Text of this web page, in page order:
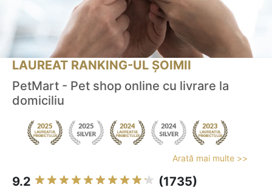
LAUREAT RANKING-UL ȘOIMII
PetMart - Pet shop online cu livrare la
domiciliu
Arată mai multe >>
9.2 (1735)